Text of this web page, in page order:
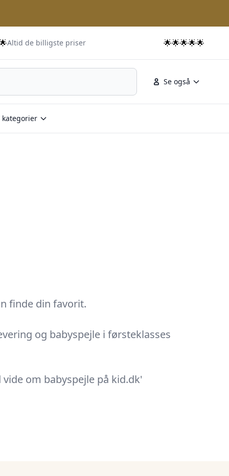
Altid de billigste priser 🌟🌟🌟🌟🌟
Se også
finde din favorit.
og babyspejle i førsteklasses
om babyspejle på kid.dk'